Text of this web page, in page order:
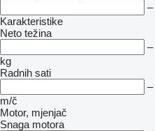
–
Karakteristike
Neto težina
–
kg
Radnih sati
–
m/č
Motor, mjenjač
Snaga motora